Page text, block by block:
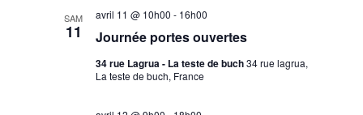
SAM
11 Journée portes ouvertes
avril 11 @ 10h00 - 16h00
34 rue Lagrua - La teste de buch34 rue lagrua,
La teste de buch, France